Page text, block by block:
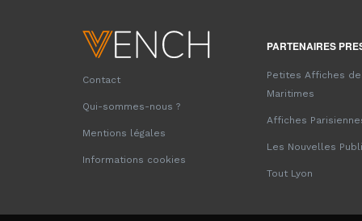
Contact
Qui-sommes-nous ?
Mentions légales
Informations cookies
PARTENAIRES
Petites Affiches
Maritimes
Affiches
Les Nouvelles
Tout Lyon